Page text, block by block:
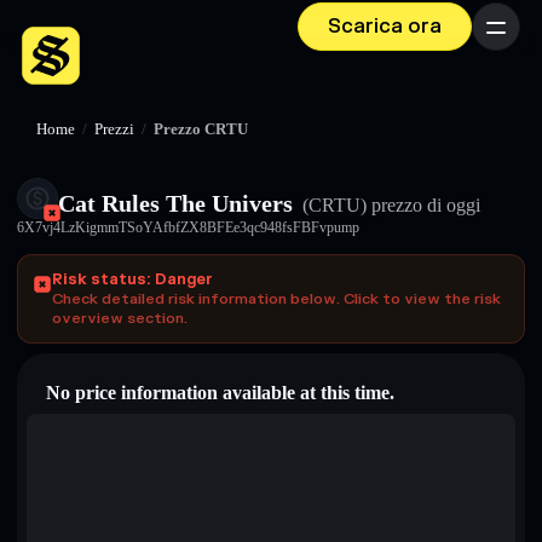
Scarica ora Menu
Home / Prezzi / Prezzo CRTU
Cat Rules The Univers (CRTU) prezzo di oggi
6X7vj4LzKigmmTSoYAfbfZX8BFEe3qc948fsFBFvpump
Risk status: Danger
Check detailed risk information below. Click to view the risk
overview section.
No price information available at this time.